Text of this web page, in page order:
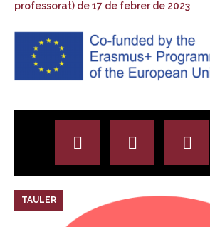
professorat) de 17 de febrer de 2023
TAULER